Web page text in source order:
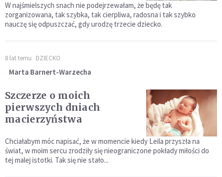
W najśmielszych snach nie podejrzewałam, że będę tak
zorganizowana, tak szybka, tak cierpliwa, radosna i tak szybko
nauczę się odpuszczać, gdy urodzę trzecie dziecko.
8 lat temu DZIECKO
Marta Barnert-Warzecha
Szczerze o moich
pierwszych dniach
macierzyństwa
Chciałabym móc napisać, że w momencie kiedy Leila przyszła na
świat, w moim sercu zrodziły się nieograniczone pokłady miłości do
tej malej istotki. Tak się nie stało...